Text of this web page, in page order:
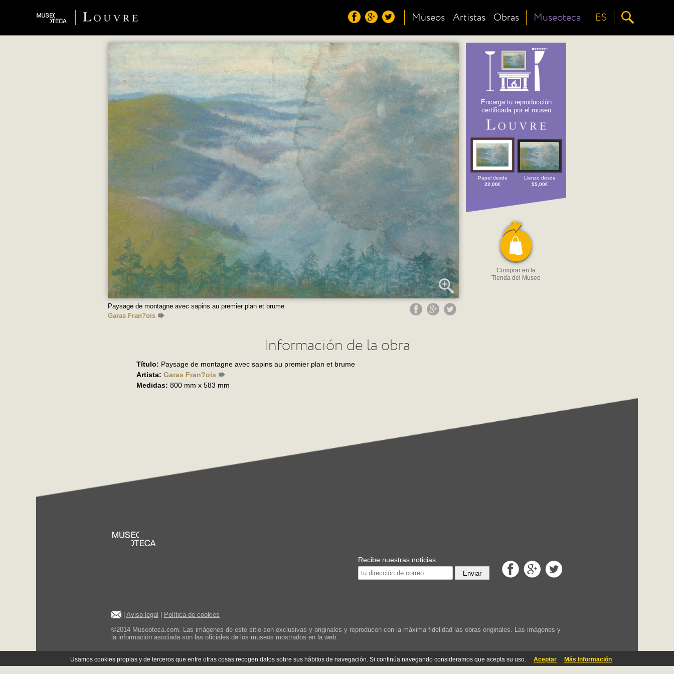
Usamos cookies propias y de terceros que entre otras cosas recogen datos sobre sus hábitos de navegación. Si continúa navegando consideramos que acepta su uso. Aceptar Más Información
Museos Artistas Obras Museoteca ES
Paysage de montagne avec sapins au premier plan et brume
Garas Fran?ois
Encarga tu reproducción
certificada por el museo
Papel desde
22,00€
Lienzo desde
55,00€
Comprar en la
Tienda del Museo
Información de la obra
Título: Paysage de montagne avec sapins au premier plan et brume
Artista: Garas Fran?ois
Medidas: 800 mm x 583 mm
Recibe nuestras noticias
Enviar
Aviso legal
Política de cookies
©2014 Museoteca.com. Las imágenes de este sitio son exclusivas y originales y reproducen con la máxima fidelidad las obras originales. Las imágenes y
la información asociada son las oficiales de los museos mostrados en la web.